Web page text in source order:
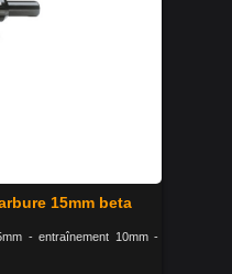
15mm beta
- entraînement 10mm -